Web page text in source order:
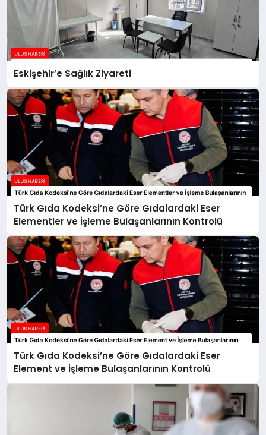
Eskişehir’e Sağlık Ziyareti
Türk Gıda Kodeksi’ne Göre Gıdalardaki Eser
Elementler ve İşleme Bulaşanlarının Kontrolü
Türk Gıda Kodeksi’ne Göre Gıdalardaki Eser
Element ve İşleme Bulaşanlarının Kontrolü